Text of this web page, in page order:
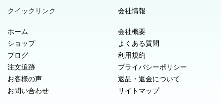
クイックリンク
ホーム
ショップ
ブログ
注文追跡
お客様の声
お問い合わせ
会社情報
会社概要
よくある質問
利用規約
プライバシーポリシー
返品・返金について
サイトマップ